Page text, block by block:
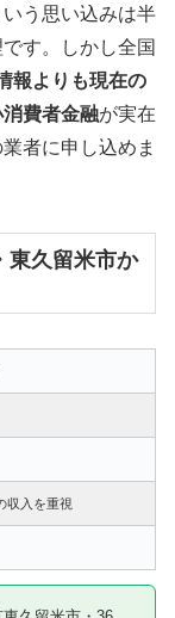
いう思い込みは半
す。しかし全国
報よりも現在の
費者金融が実在
者に申し込めま
久留米市か
収入を重視